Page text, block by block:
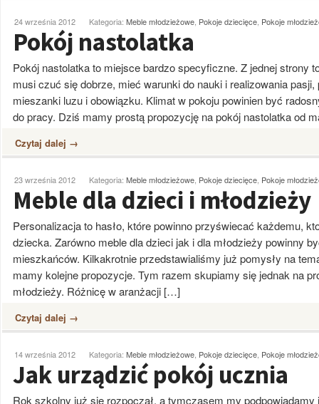
24 września 2012 Kategoria: Meble młodzieżowe Pokoje dziecięce Pokoje
Pokój nastolatka
Pokój nastolatka to miejsce bardzo specyficzne. Z jednej strony
musi czuć się dobrze, mieć warunki do nauki i realizowania
mieszanki luzu i obowiązku. Klimat w pokoju powinien być
do pracy. Dziś mamy prostą propozycję na pokój nastolatka od
Czytaj dalej →
23 września 2012 Kategoria: Meble młodzieżowe Pokoje dziecięce Pokoje
Meble dla dzieci i młodzieży
Personalizacja to hasło, które powinno przyświecać każdemu,
dziecka. Zarówno meble dla dzieci jak i dla młodzieży powinny
mieszkańców. Kilkakrotnie przedstawialiśmy już pomysły na
mamy kolejne propozycje. Tym razem skupiamy się jednak na
młodzieży. Różnicę w aranżacji […]
Czytaj dalej →
14 września 2012 Kategoria: Meble młodzieżowe Pokoje dziecięce Pokoje
Jak urządzić pokój ucznia
Rok szkolny już się rozpoczął, a tymczasem my